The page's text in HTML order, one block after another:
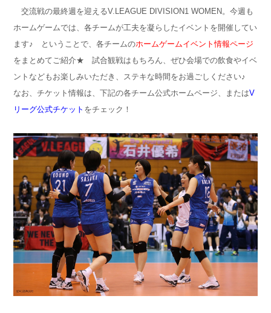
交流戦の最終週を迎えるV.LEAGUE DIVISION1 WOMEN。今週も
ホームゲームでは、各チームが工夫を凝らしたイベントを開催してい
ます♪ ということで、各チームのホームゲームイベント情報ページ
をまとめてご紹介★ 試合観戦はもちろん、ぜひ会場での飲食やイベ
ントなどもお楽しみいただき、ステキな時間をお過ごしください♪
なお、チケット情報は、下記の各チーム公式ホームページ、またはV
リーグ公式チケット をチェック！